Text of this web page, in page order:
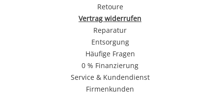
Retoure
Vertrag widerrufen
Reparatur
Entsorgung
Häufige Fragen
0 % Finanzierung
Service & Kundendienst
Firmenkunden